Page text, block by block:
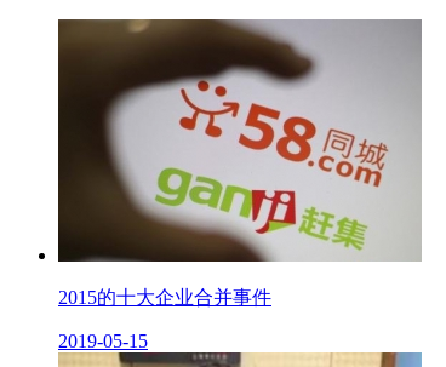
2015的十大企业合并事件
2019-05-15